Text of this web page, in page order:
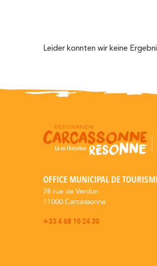
Leider konnten wir keine
OFFICE MUNICIPAL DE
28 rue de Verdun
11000 Carcassonne
+33 4 68 10 24 30